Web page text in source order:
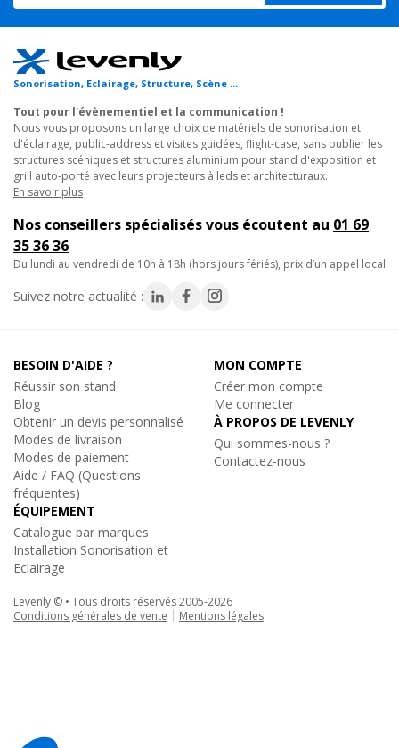
- Structure en alliage d'aluminium EN AW 6082-T6
- Tube Porteur : 51 x 2mm
- Diagonales : 16 x 2mm
- Assemblage par manchon à goupille conique et clavette
- Système de jonction : Modèle M
- Longueur : 25cm
- Poids : 4Kg/m
Sonorisation, Eclairage, Structure, Scène ...
Tout pour l'évènementiel et la communication !
Nous vous proposons un large choix de matériels de sonorisation et
d'éclairage, public-address et visites guidées, flight-case, sans oublier les
structures scéniques et structures aluminium pour stand d'exposition et
grill auto-porté avec leurs projecteurs à leds et architecturaux.
En savoir plus
Nos conseillers spécialisés vous écoutent au 01 69
35 36 36
du lundi au vendredi de 10h à 18h (hors jours fériés), prix d’un appel local
Suivez notre actualité :
BESOIN D'AIDE ?
Réussir son stand
Blog
Obtenir un devis personnalisé
Modes de livraison
Modes de paiement
Aide / FAQ (Questions
fréquentes)
ÉQUIPEMENT
Catalogue par marques
Installation Sonorisation et
Eclairage
MON COMPTE
Créer mon compte
Me connecter
À PROPOS DE LEVENLY
Qui sommes-nous ?
Contactez-nous
Levenly © • Tous droits réservés 2005-2026
Conditions générales de vente
Mentions légales